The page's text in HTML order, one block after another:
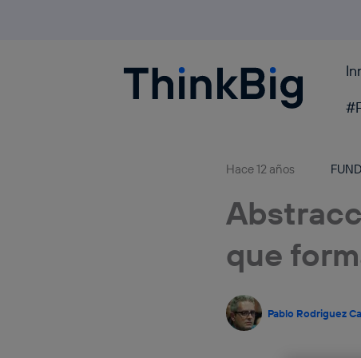
Blogthinkbig.com
Hace 12 años
que
Pablo Rodriguez